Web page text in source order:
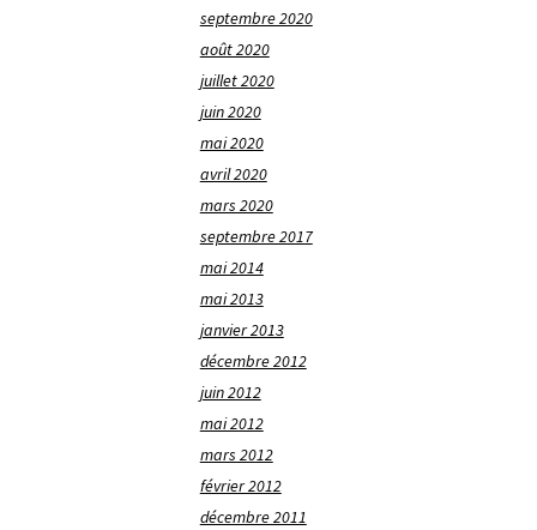
septembre 2020
août 2020
juillet 2020
juin 2020
mai 2020
avril 2020
mars 2020
septembre 2017
mai 2014
mai 2013
janvier 2013
décembre 2012
juin 2012
mai 2012
mars 2012
février 2012
décembre 2011